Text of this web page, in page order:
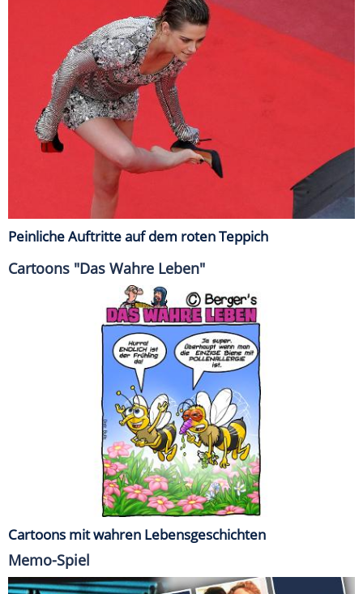
Peinliche Auftritte auf dem roten Teppich
Cartoons "Das Wahre Leben"
Cartoons mit wahren Lebensgeschichten
Memo-Spiel